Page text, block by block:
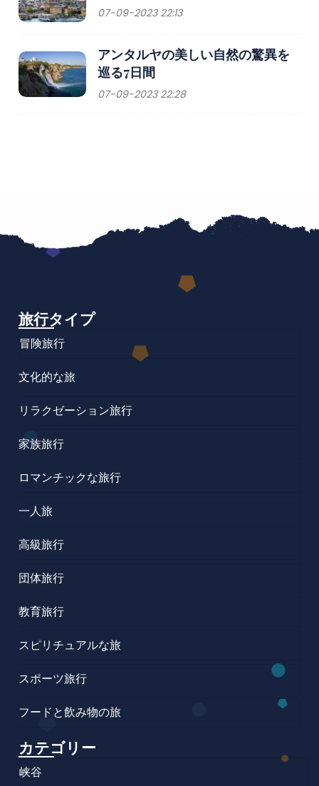
07-09-2023 22:13
アンタルヤの美しい自然の驚異を
巡る7日間
07-09-2023 22:28
旅行タイプ
冒険旅行
文化的な旅
リラクゼーション旅行
家族旅行
ロマンチックな旅行
一人旅
高級旅行
団体旅行
教育旅行
スピリチュアルな旅
スポーツ旅行
フードと飲み物の旅
カテゴリー
峡谷